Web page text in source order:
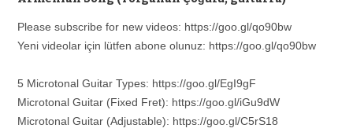
Área personal Reproductor
Please subscribe for new videos: https://goo.gl/qo90bw
Yeni videolar için lütfen abone olunuz: https://goo.gl/qo90bw
5 Microtonal Guitar Types: https://goo.gl/EgI9gF
Microtonal Guitar (Fixed Fret): https://goo.gl/iGu9dW
Microtonal Guitar (Adjustable): https://goo.gl/C5rS18